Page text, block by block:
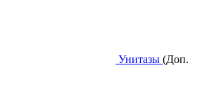
Унитазы (Доп.